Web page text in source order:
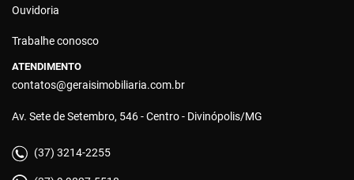
Ouvidoria
Trabalhe conosco
ATENDIMENTO
contatos@geraisimobiliaria.com.br
Av. Sete de Setembro, 546 - Centro - Divinópolis/MG
(37) 3214-2255